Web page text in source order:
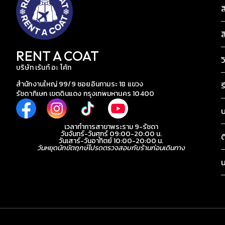
RENT A COAT
บริษัท เร้นท์ อะ โค้ท
สำนักงานใหญ่ 99/9 ซอยอินทามระ 18 แขวง
รัชดาภิเษก เขตดินแดง กรุงเทพมหานคร 10400
เวลาทำการสาขาพระราม 9-รัชดา
วันจันทร์-วันศุกร์ 09:00-20:00 น.
วันเสาร์-วันอาทิตย์ 10:00-20:00 น.
วันหยุดนักขัตฤกษ์โปรดตรวจสอบกับร้านก่อนเดินทาง